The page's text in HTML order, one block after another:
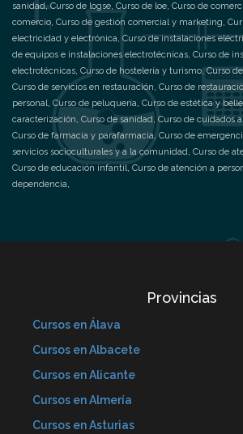
sanidad,Curso de logse, Curso de loe, Curso de
comercio, Curso de gestión comercial y marketing,
electricidad y electrónica, Curso de instalaciones
de equipos e instalaciones electrotécnicas, Curso de
electrotécnicas, Curso de hostelería y turismo,Curso
Curso de servicios en restauración, Curso de
personal, Curso de peluquería, Curso de estética y
caracterización, Curso de sanidad, Curso de cuidados
Curso de farmacia y parafarmacia,Curso de
servicios socioculturales y a la comunidad, Curso de
Curso de educación infantil, Curso de atención a
dependencia,
Provincias
Cursos en Álava
Cursos en Albacete
Cursos en Alicante
Cursos en Almería
Cursos en Asturias